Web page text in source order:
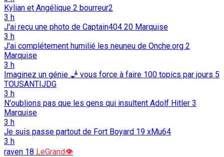
Kylian et Angélique 2 bourreur2
3 h
J'ai reçu une photo de Captain404 20 Marquise
3 h
J'ai complétement humilié les neuneu de Onche.org 2
Marquise
3 h
Imaginez un génie 🧞 vous force à faire 100 topics par jours 5
TOUSANTIJDG
3 h
N'oublions pas que les gens qui insultent Adolf Hitler 3
Marquise
3 h
Je suis passe partout de Fort Boyard 19 xMu64
3 h
raven 18 LeGrand👁️